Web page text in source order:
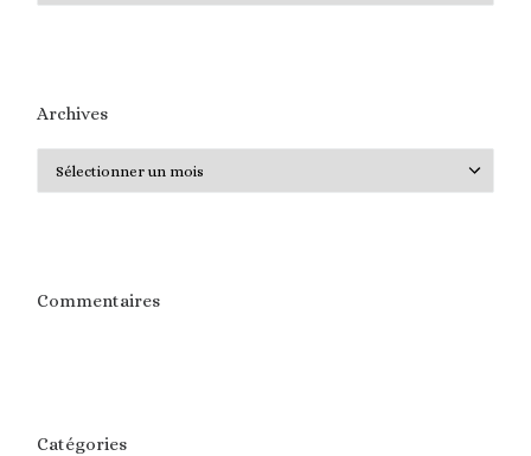
Archives
Commentaires
Catégories